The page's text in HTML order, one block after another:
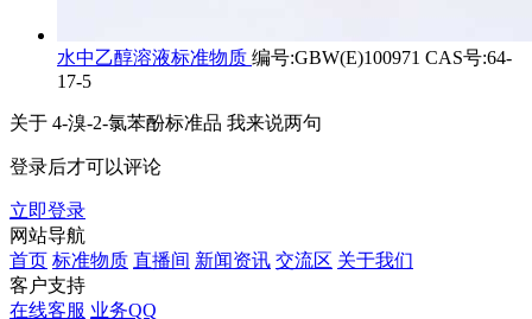
水中乙醇溶液标准物质 编号:GBW(E)100971 CAS号:64-
17-5
关于 4-溴-2-氯苯酚标准品 我来说两句
登录后才可以评论
立即登录
网站导航
首页 标准物质 直播间 新闻资讯 交流区 关于我们
客户支持
在线客服 业务QQ